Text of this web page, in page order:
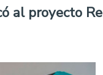
al proyecto